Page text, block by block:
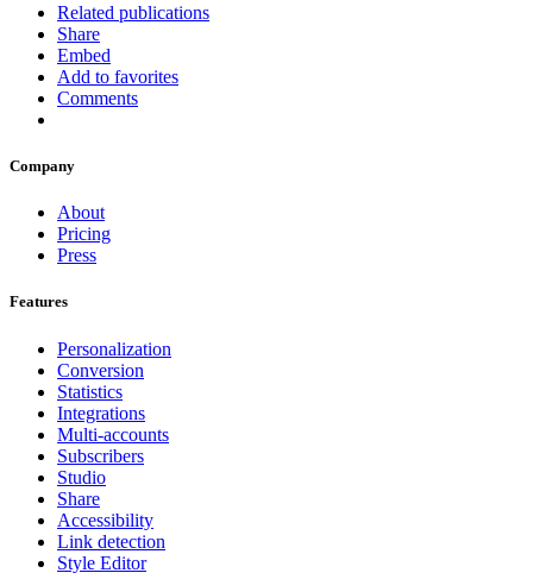
Related publications
Share
Embed
Add to favorites
Comments
Company
About
Pricing
Press
Features
Personalization
Conversion
Statistics
Integrations
Multi-accounts
Subscribers
Studio
Share
Accessibility
Link detection
Style Editor